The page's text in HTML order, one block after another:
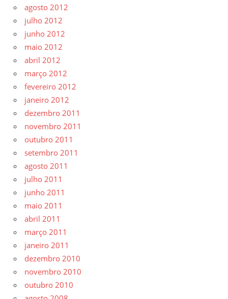
agosto 2012
julho 2012
junho 2012
maio 2012
abril 2012
março 2012
fevereiro 2012
janeiro 2012
dezembro 2011
novembro 2011
outubro 2011
setembro 2011
agosto 2011
julho 2011
junho 2011
maio 2011
abril 2011
março 2011
janeiro 2011
dezembro 2010
novembro 2010
outubro 2010